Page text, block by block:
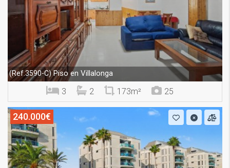
(Ref.3590-C)Piso en Villalonga
3 2 173m² 25
240.000€